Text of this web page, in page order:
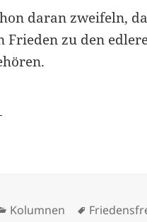
daran zweifeln,
Frieden zu den
und Querdenker
Kategorien
Kolumnen